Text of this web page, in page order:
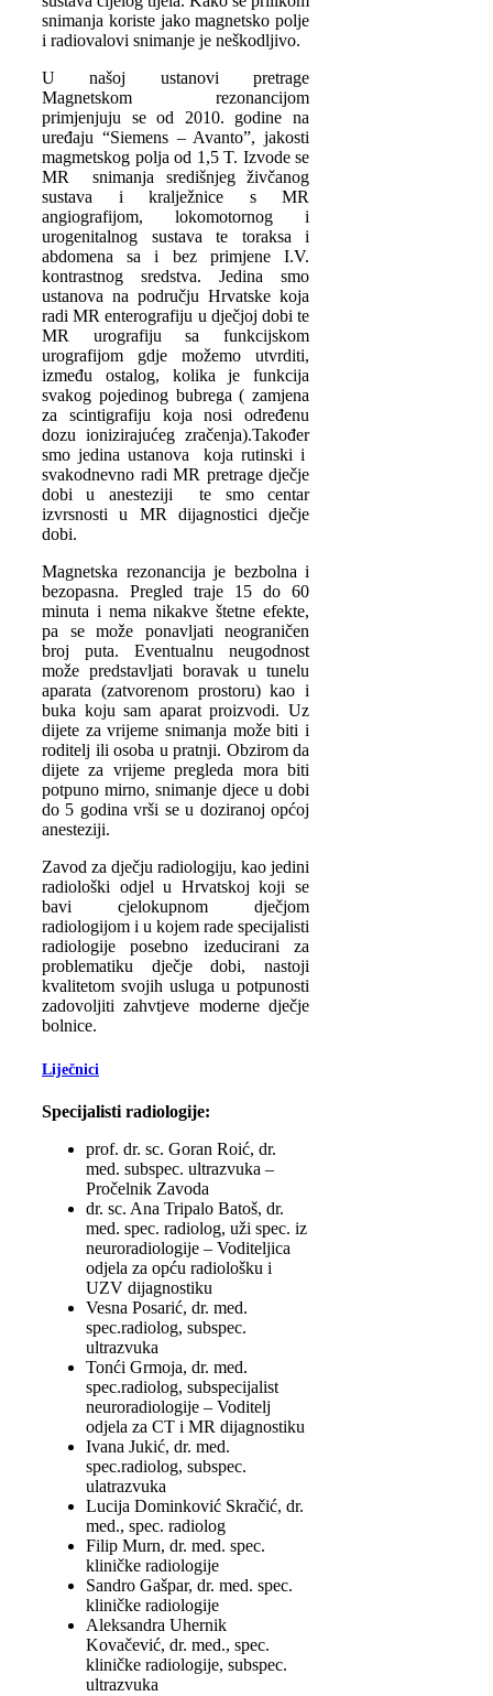
snimanja koriste jako magnetsko polje
i radiovalovi snimanje je neškodljivo.
U našoj ustanovi pretrage
Magnetskom rezonancijom
primjenjuju se od 2010. godine na
uređaju “Siemens – Avanto”, jakosti
magmetskog polja od 1,5 T. Izvode se
MR snimanja središnjeg živčanog
sustava i kralježnice s MR
angiografijom, lokomotornog i
urogenitalnog sustava te toraksa i
abdomena sa i bez primjene I.V.
kontrastnog sredstva. Jedina smo
ustanova na području Hrvatske koja
radi MR enterografiju u dječjoj dobi te
MR urografiju sa funkcijskom
urografijom gdje možemo utvrditi,
između ostalog, kolika je funkcija
svakog pojedinog bubrega ( zamjena
za scintigrafiju koja nosi određenu
dozu ionizirajućeg zračenja).Također
smo jedina ustanova koja rutinski i
svakodnevno radi MR pretrage dječje
dobi u anesteziji te smo centar
izvrsnosti u MR dijagnostici dječje
dobi.
Magnetska rezonancija je bezbolna i
bezopasna. Pregled traje 15 do 60
minuta i nema nikakve štetne efekte,
pa se može ponavljati neograničen
broj puta. Eventualnu neugodnost
može predstavljati boravak u tunelu
aparata (zatvorenom prostoru) kao i
buka koju sam aparat proizvodi. Uz
dijete za vrijeme snimanja može biti i
roditelj ili osoba u pratnji. Obzirom da
dijete za vrijeme pregleda mora biti
potpuno mirno, snimanje djece u dobi
do 5 godina vrši se u doziranoj općoj
anesteziji.
Zavod za dječju radiologiju, kao jedini
radiološki odjel u Hrvatskoj koji se
bavi cjelokupnom dječjom
radiologijom i u kojem rade specijalisti
radiologije posebno izeducirani za
problematiku dječje dobi, nastoji
kvalitetom svojih usluga u potpunosti
zadovoljiti zahvtjeve moderne dječje
bolnice.
Liječnici
Specijalisti radiologije:
prof. dr. sc. Goran Roić, dr.
med. subspec. ultrazvuka –
Pročelnik Zavoda
dr. sc. Ana Tripalo Batoš, dr.
med. spec. radiolog, uži spec. iz
neuroradiologije – Voditeljica
odjela za opću radiološku i
UZV dijagnostiku
Vesna Posarić, dr. med.
spec.radiolog, subspec.
ultrazvuka
Tonći Grmoja, dr. med.
spec.radiolog, subspecijalist
neuroradiologije – Voditelj
odjela za CT i MR dijagnostiku
Ivana Jukić, dr. med.
spec.radiolog, subspec.
ulatrazvuka
Lucija Dominković Skračić, dr.
med., spec. radiolog
Filip Murn, dr. med. spec.
kliničke radiologije
Sandro Gašpar, dr. med. spec.
kliničke radiologije
Aleksandra Uhernik
Kovačević, dr. med., spec.
kliničke radiologije, subspec.
ultrazvuka